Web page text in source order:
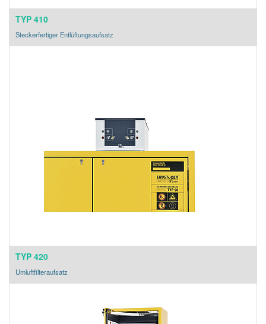
TYP 410
Steckerfertiger Entlüftungsaufsatz
TYP 420
Umluftfilteraufsatz